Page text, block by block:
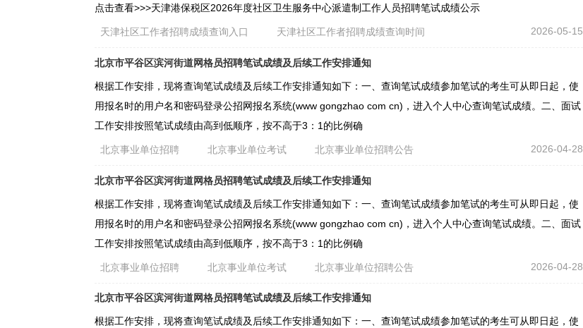
点击查看>>>天津港保税区2026年度社区卫生服务中心派遣制工作人员招聘笔试成绩公示
2026-05-15
天津社区工作者招聘成绩查询入口 天津社区工作者招聘成绩查询时间
北京市平谷区滨河街道网格员招聘笔试成绩及后续工作安排通知
根据工作安排，现将查询笔试成绩及后续工作安排通知如下：一、查询笔试成绩参加笔试的考生可从即日起，使
用报名时的用户名和密码登录公招网报名系统(www gongzhao com cn)，进入个人中心查询笔试成绩。二、面试
工作安排按照笔试成绩由高到低顺序，按不高于3：1的比例确
2026-04-28
北京事业单位招聘 北京事业单位考试 北京事业单位招聘公告
北京市平谷区滨河街道网格员招聘笔试成绩及后续工作安排通知
根据工作安排，现将查询笔试成绩及后续工作安排通知如下：一、查询笔试成绩参加笔试的考生可从即日起，使
用报名时的用户名和密码登录公招网报名系统(www gongzhao com cn)，进入个人中心查询笔试成绩。二、面试
工作安排按照笔试成绩由高到低顺序，按不高于3：1的比例确
2026-04-28
北京事业单位招聘 北京事业单位考试 北京事业单位招聘公告
北京市平谷区滨河街道网格员招聘笔试成绩及后续工作安排通知
根据工作安排，现将查询笔试成绩及后续工作安排通知如下：一、查询笔试成绩参加笔试的考生可从即日起，使